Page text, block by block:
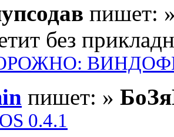
пишет:
без
пишет: »
0.4.1